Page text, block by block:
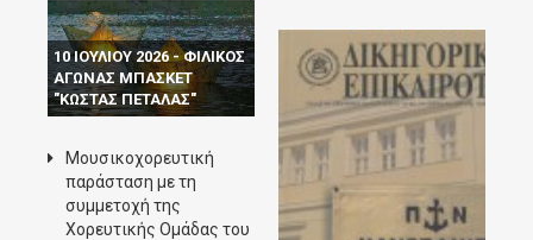
10 ΙΟΥΛΙΟΥ 2026 - ΦΙΛΙΚΟΣ
ΑΓΩΝΑΣ ΜΠΑΣΚΕΤ
"ΚΩΣΤΑΣ ΠΕΤΑΛΑΣ"
Μουσικοχορευτική
παράσταση με τη
συμμετοχή της
Χορευτικής Ομάδας του